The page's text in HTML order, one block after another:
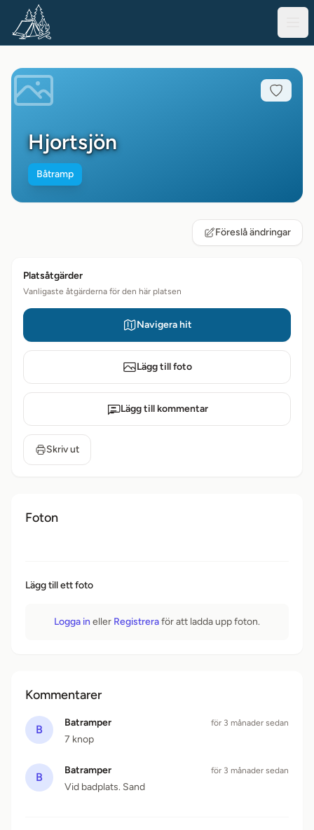
Hjortsjön
Båtramp
Föreslå ändringar
Platsåtgärder
Vanligaste åtgärderna för den här platsen
Navigera hit
Lägg till foto
Lägg till kommentar
Skriv ut
Foton
Lägg till ett foto
Logga in eller Registreraför att ladda upp foton.
Kommentarer
B
Batramper för 3 månader sedan
7 knop
B
Batramper för 3 månader sedan
Vid badplats. Sand